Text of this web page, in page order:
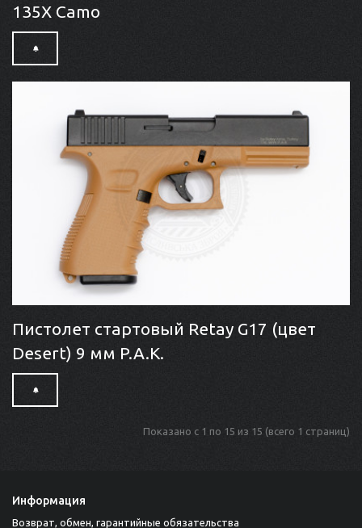
135X Camo
Пистолет стартовый Retay G17 (цвет
Desert) 9 мм P.A.K.
Показано с 1 по 15 из 15 (всего 1 страниц)
Информация
Возврат, обмен, гарантийные обязательства